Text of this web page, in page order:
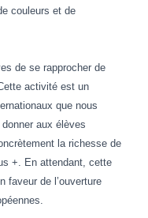
couleurs et de
de se rapprocher de
activité est un
que nous
aux élèves
la richesse de
+. En attendant, cette
faveur de l’ouverture